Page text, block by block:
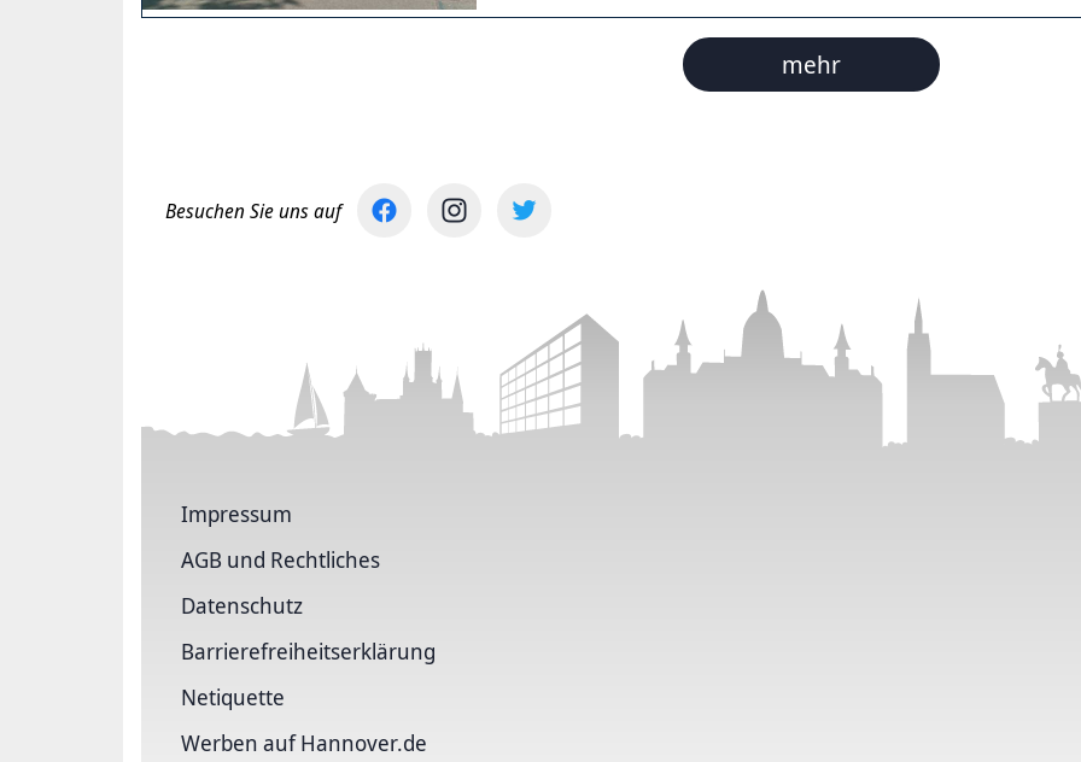
mehr
Besuchen Sie uns auf
Impressum
AGB und Rechtliches
Datenschutz
Barriere­freiheits­erklärung
Netiquette
Werben auf Hannover.de